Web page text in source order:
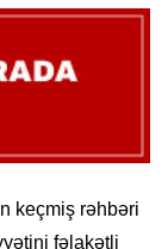
keçmiş rəhbəri
fəlakətli